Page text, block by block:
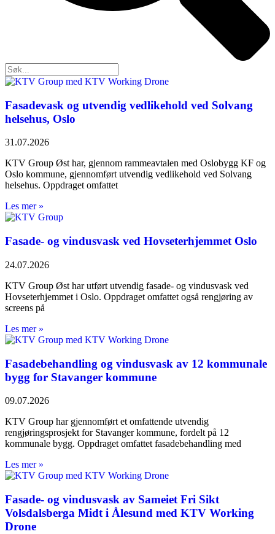
Fasadevask og utvendig vedlikehold ved Solvang
helsehus, Oslo
31.07.2026
KTV Group Øst har, gjennom rammeavtalen med Oslobygg KF og
Oslo kommune, gjennomført utvendig vedlikehold ved Solvang
helsehus. Oppdraget omfattet
Les mer »
Fasade- og vindusvask ved Hovseterhjemmet Oslo
24.07.2026
KTV Group Øst har utført utvendig fasade- og vindusvask ved
Hovseterhjemmet i Oslo. Oppdraget omfattet også rengjøring av
screens på
Les mer »
Fasadebehandling og vindusvask av 12 kommunale
bygg for Stavanger kommune
09.07.2026
KTV Group har gjennomført et omfattende utvendig
rengjøringsprosjekt for Stavanger kommune, fordelt på 12
kommunale bygg. Oppdraget omfattet fasadebehandling med
Les mer »
Fasade- og vindusvask av Sameiet Fri Sikt
Volsdalsberga Midt i Ålesund med KTV Working
Drone